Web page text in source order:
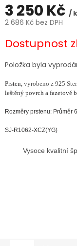
3 250 Kč /
2 686 Kč bez DPH
cena:
Dostupnost
Položka byla
Prsten, vyrobeno z 925
leštěný povrch a fazetově
Rozměry prstenu: Průměr
SJ-R1062-XCZ(YG)
Vysoce kvalitní